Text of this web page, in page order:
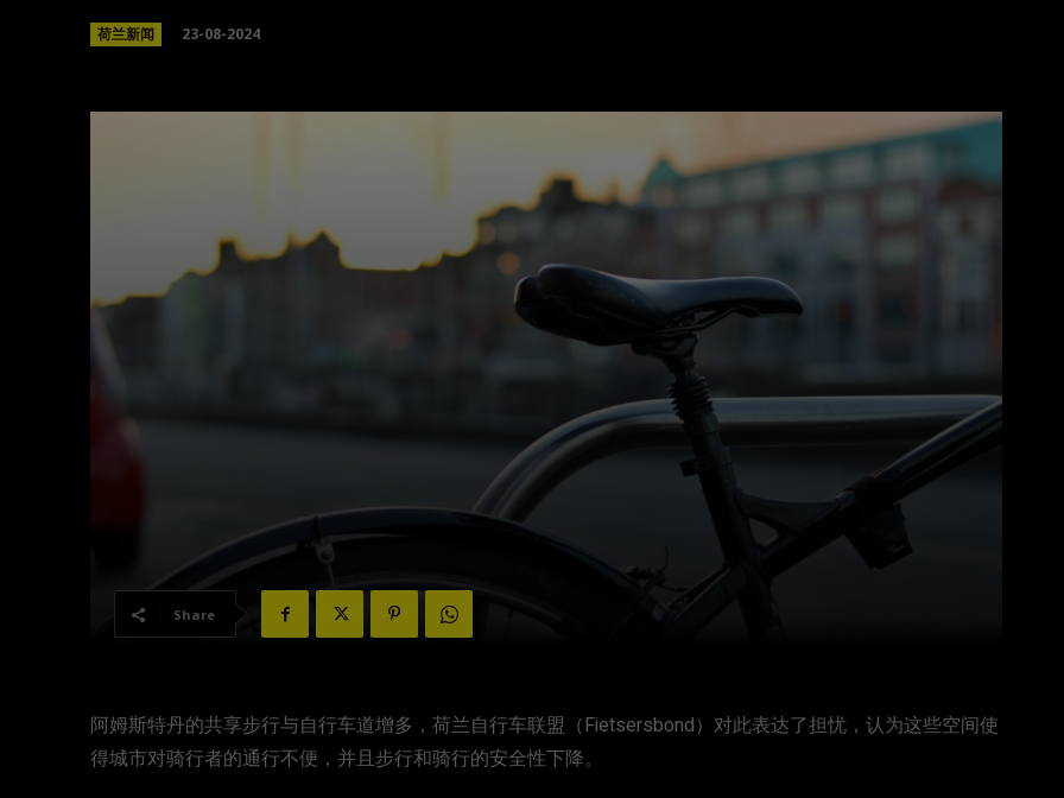
荷兰新闻 23-08-2024
Share
阿姆斯特丹的共享步行与自行车道增多，荷兰自行车联盟（Fietsersbond）对此表达了担忧，认为这些空间使
得城市对骑行者的通行不便，并且步行和骑行的安全性下降。